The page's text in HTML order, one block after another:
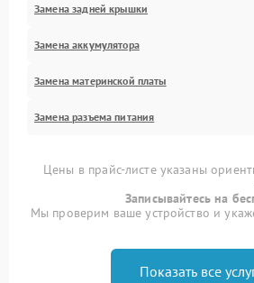
Замена задней крышки
Замена аккумулятора
Замена материнской платы
Замена разъема питания
Цены в прайс-листе указаны
Записывайтесь на
Мы проверим ваше устройство и
Показать все